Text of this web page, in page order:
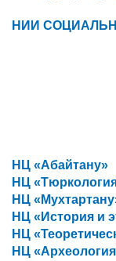
НИИ
НЦ «Абайтану»
НЦ
НЦ
НЦ «История и
НЦ
НЦ